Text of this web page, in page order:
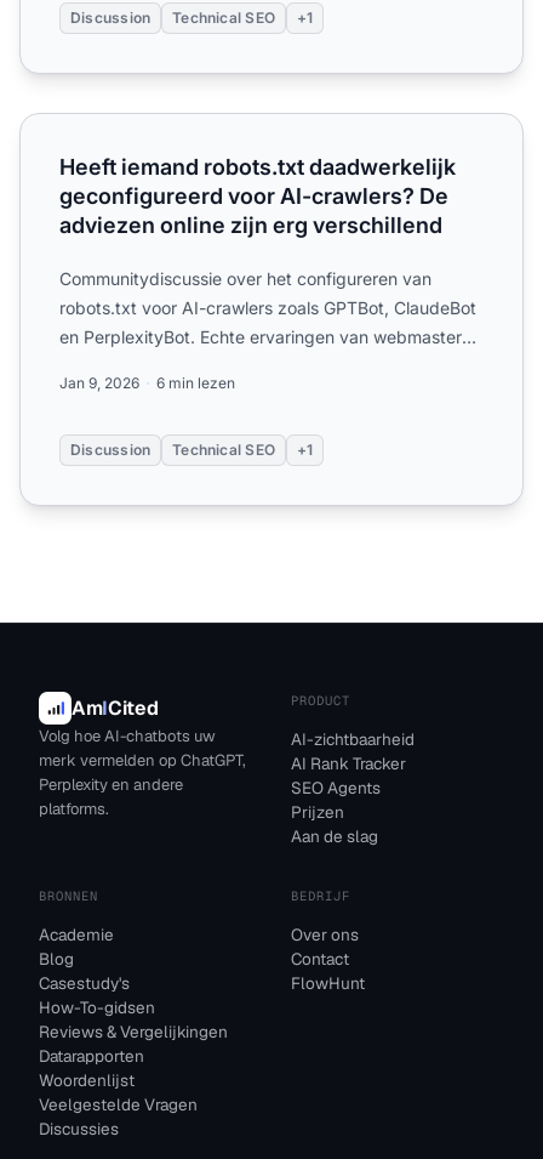
Discussion Technical SEO +1
Heeft iemand robots.txt daadwerkelijk geconfigureerd
Heeft iemand robots.txt daadwerkelijk
geconfigureerd voor AI-crawlers? De
adviezen online zijn erg verschillend
Communitydiscussie over het configureren van
robots.txt voor AI-crawlers zoals GPTBot, ClaudeBot
en PerplexityBot. Echte ervaringen van webmasters
Jan 9, 2026 6 min lezen
Discussion Technical SEO +1
AmICited
Volg hoe AI-chatbots uw
merk vermelden op ChatGPT,
Perplexity en andere
platforms.
PRODUCT
AI-zichtbaarheid
AI Rank Tracker
SEO Agents
Prijzen
Aan de slag
BRONNEN
Academie
Blog
Casestudy's
How-To-gidsen
Reviews & Vergelijkingen
Datarapporten
Woordenlijst
Veelgestelde Vragen
Discussies
BEDRIJF
Over ons
Contact
FlowHunt